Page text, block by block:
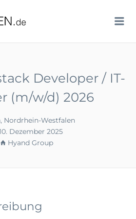
TECHSTELLEN.DE
Developer / IT-
(m/w/d) 2026
Nordrhein-Westfalen
Dezember 2025
Hyand Group